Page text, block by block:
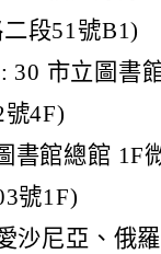
段51號B1)
30 市立圖書
4F)
書館總館 1F
號1F)
沙尼亞、俄